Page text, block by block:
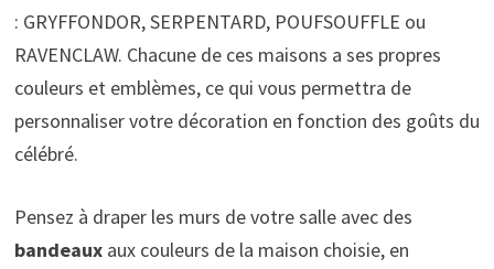
: GRYFFONDOR, SERPENTARD, POUFSOUFFLE ou
RAVENCLAW. Chacune de ces maisons a ses propres
couleurs et emblèmes, ce qui vous permettra de
personnaliser votre décoration en fonction des goûts du
célébré.
Pensez à draper les murs de votre salle avec des
bandeauxaux couleurs de la maison choisie, en